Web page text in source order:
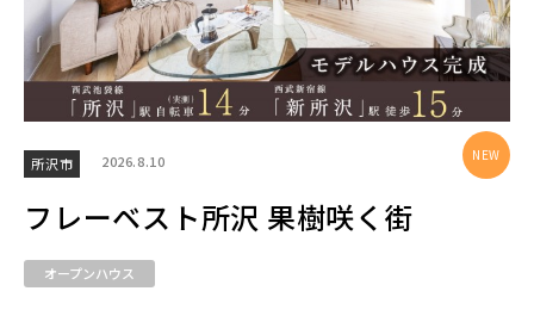
さいたま市西区(4)
さいたま市北区(2)
さいたま市大宮区(0)
さいたま市見沼区(5)
さいたま市浦和区(0)
さいたま市緑区(1)
さいたま市岩槻区(0)
川越市(3)
所沢市 2026.8.10
フレーベスト所沢 果樹咲く街
オープンハウス